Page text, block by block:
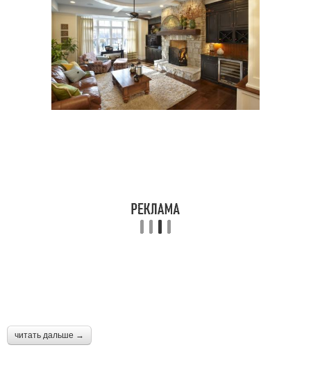
читать дальше →